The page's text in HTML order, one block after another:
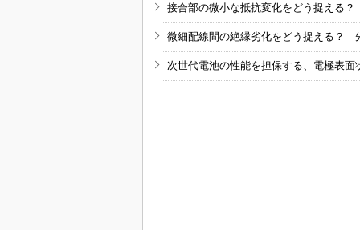
接合部の微小な抵抗変化をどう捉える
微細配線間の絶縁劣化をどう捉える？
次世代電池の性能を担保する、電極表